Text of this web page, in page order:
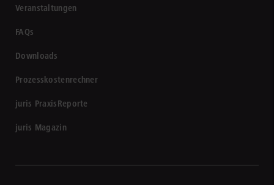
Veranstaltungen
FAQs
Downloads
Prozesskostenrechner
juris PraxisReporte
juris Magazin